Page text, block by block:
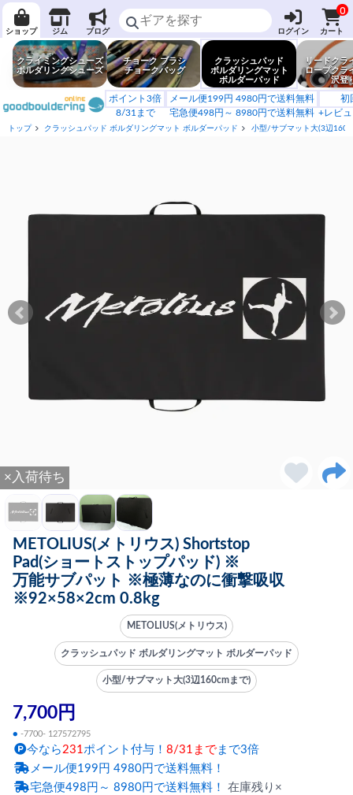
ショップ ジム ブログ ログイン
0
カート
クライミングシューズ
ボルダリングシューズ
チョーク ブラシ
チョークバッグ
クラッシュパッド
ボルダリングマット
ボルダーパッド
リードクラ
ロープクラ
沢登
ポイント3倍
8/31まで
メール便199円 4980円で送料無料
宅急便498円～ 8980円で送料無料
初
+レビ
トップ クラッシュパッド ボルダリングマット ボルダーパッド 小型/サブマット大(3辺
×入荷待ち
METOLIUS(メトリウス) Shortstop
Pad(ショートストップパッド) ※
万能サブパット ※極薄なのに衝撃吸収
※92×58×2cm 0.8kg
METOLIUS(メトリウス)
クラッシュパッド ボルダリングマット ボルダーパッド
小型/サブマット大(3辺160cmまで)
7,700円
● -7700- 127572795
今なら231ポイント付与！ 8/31まで まで3倍
メール便199円 4980円で送料無料！
宅急便498円～ 8980円で送料無料！ 在庫残り×